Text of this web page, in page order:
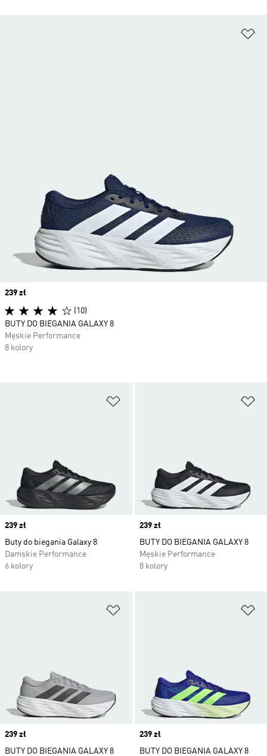
Price
239 zł
Buty do biegania Galaxy 8
Damskie Performance
6 kolory
Price
239 zł
BUTY DO BIEGANIA GALAXY 8
Męskie Performance
8 kolory
Price
239 zł
BUTY DO BIEGANIA GALAXY 8
Price
239 zł
BUTY DO BIEGANIA GALAXY 8
Price
239 zł
(10)
BUTY DO BIEGANIA GALAXY 8
Męskie Performance
8 kolory